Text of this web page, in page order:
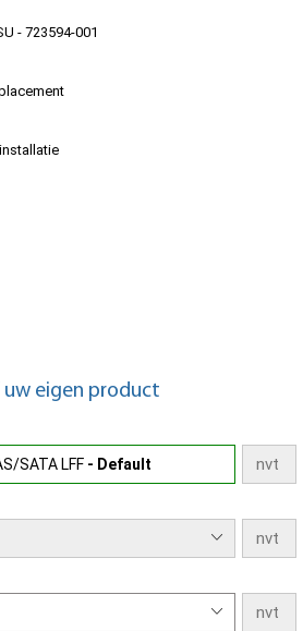
- 723594-001
uw eigen product
SATA LFF - Default